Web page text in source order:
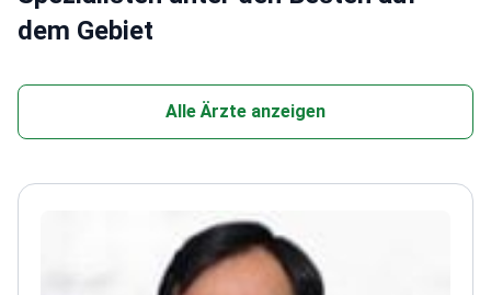
dem Gebiet
Alle Ärzte anzeigen